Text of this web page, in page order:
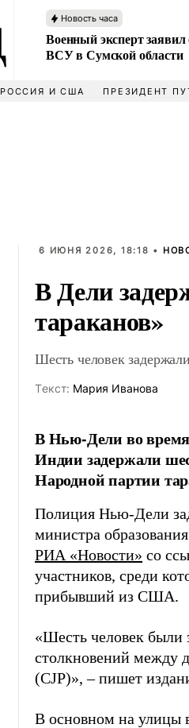
Новость часа
Военный эксперт заявил
ВСУ в Сумской области
РОССИЯ И США ПРЕЗИДЕНТ
6 ИЮНЯ 2026, 18:18 •
В Дели
тараканов»
Шесть человек
Tекст: Мария Иванова
В Нью-Дели во
Индии задержали
Народной партии
Полиция Нью-Дели
министра
РИА «Новости» со
участников, среди
прибывший из США.
«Шесть человек
столкновений между
(CJP)», – пишет
В основном на улицы